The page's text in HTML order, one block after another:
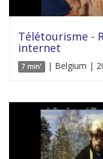
Télétourisme -
internet
7 min' | Belgium |